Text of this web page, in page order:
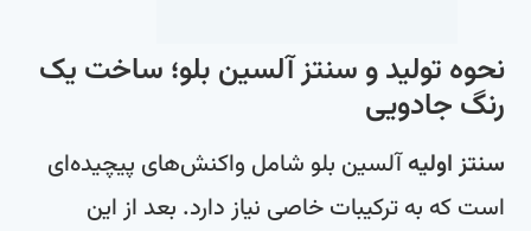
نحوه تولید و سنتز آلسین بلو؛ ساخت یک
رنگ جادویی
سنتز اولیهآلسین بلو شامل واکنش‌های پیچیده‌ای
است که به ترکیبات خاصی نیاز دارد. بعد از این